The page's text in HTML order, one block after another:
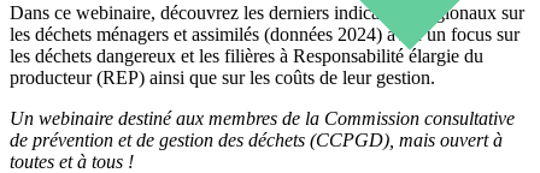
Dans ce webinaire, découvrez les derniers indicateurs régionaux sur
les déchets ménagers et assimilés (données 2024) avec un focus sur
les déchets dangereux et les filières à Responsabilité élargie du
producteur (REP) ainsi que sur les coûts de leur gestion.
Un webinaire destiné aux membres de la Commission consultative
de prévention et de gestion des déchets (CCPGD), mais ouvert à
toutes et à tous !